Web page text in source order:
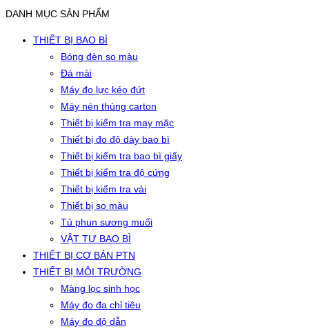
DANH MỤC SẢN PHẨM
THIẾT BỊ BAO BÌ
Bóng đèn so màu
Đá mài
Máy đo lực kéo đứt
Máy nén thùng carton
Thiết bị kiểm tra may mặc
Thiết bị đo độ dày bao bì
Thiết bị kiểm tra bao bì giấy
Thiết bị kiểm tra độ cứng
Thiết bị kiểm tra vải
Thiết bị so màu
Tủ phun sương muối
VẬT TƯ BAO BÌ
THIẾT BỊ CƠ BẢN PTN
THIẾT BỊ MÔI TRƯỜNG
Màng lọc sinh học
Máy đo đa chỉ tiêu
Máy đo độ dẫn